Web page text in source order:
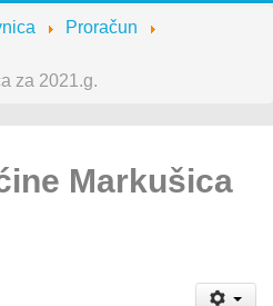
Proračun
za 2021.g.
Markušica